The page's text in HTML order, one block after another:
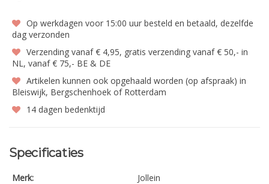
Op werkdagen voor 15:00 uur besteld en betaald, dezelfde
dag verzonden
Verzending vanaf € 4,95, gratis verzending vanaf € 50,- in
NL, vanaf € 75,- BE & DE
Artikelen kunnen ook opgehaald worden (op afspraak) in
Bleiswijk, Bergschenhoek of Rotterdam
14 dagen bedenktijd
Specificaties
Merk:
Jollein